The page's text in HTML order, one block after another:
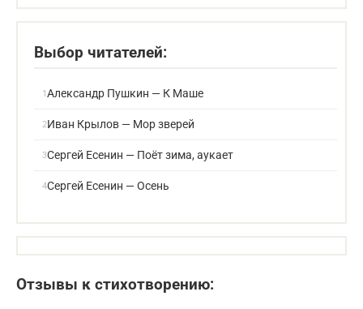
Выбор читателей:
Александр Пушкин — К Маше
Иван Крылов — Мор зверей
Сергей Есенин — Поёт зима, аукает
Сергей Есенин — Осень
Отзывы к стихотворению: